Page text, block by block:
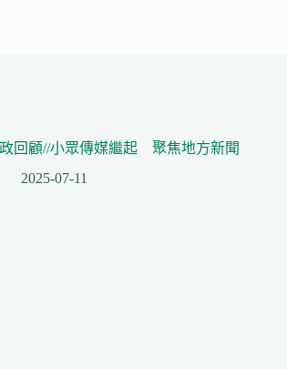
回顧//小眾傳媒繼起 聚焦地方新聞
2025-07-11